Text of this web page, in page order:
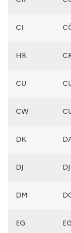
CI
HR
CU
CW
DK
DJ
DM
EG